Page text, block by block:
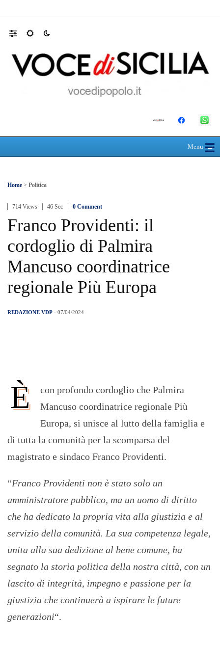
Menu≡
☰
Home > Politica
714 Views 46 Sec 0 Comment
Franco Providenti: il
cordoglio di Palmira
Mancuso coordinatrice
regionale Più Europa
REDAZIONE VDP - 07/04/2024
È
con profondo cordoglio che Palmira
Mancuso coordinatrice regionale Più
Europa, si unisce al lutto della famiglia e
di tutta la comunità per la scomparsa del
magistrato e sindaco Franco Providenti.
“Franco Providenti non è stato solo un
amministratore pubblico, ma un uomo di diritto
che ha dedicato la propria vita alla giustizia e al
servizio della comunità. La sua competenza legale,
unita alla sua dedizione al bene comune, ha
segnato la storia politica della nostra città, con un
lascito di integrità, impegno e passione per la
giustizia che continuerà a ispirare le future
generazioni“.